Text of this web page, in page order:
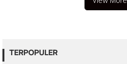
TERPOPULER